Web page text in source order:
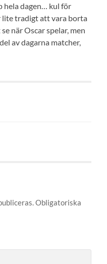
hela dagen… kul för
lite tradigt att vara borta
när Oscar spelar, men
av dagarna matcher,
Obligatoriska